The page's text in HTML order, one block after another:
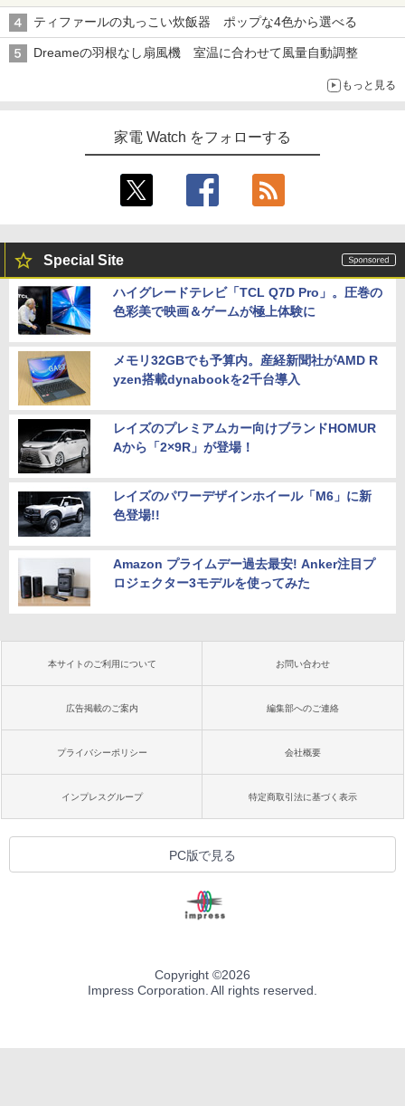
ティファールの丸っこい炊飯器 ポップな4色から選べる
Dreameの羽根なし扇風機 室温に合わせて風量自動調整
もっと見る
家電 Watch をフォローする
Special Site
ハイグレードテレビ「TCL Q7D Pro」。圧巻の
色彩美で映画＆ゲームが極上体験に
メモリ32GBでも予算内。産経新聞社がAMD R
yzen搭載dynabookを2千台導入
レイズのプレミアムカー向けブランドHOMUR
Aから「2×9R」が登場！
レイズのパワーデザインホイール「M6」に新
色登場!!
Amazon プライムデー過去最安! Anker注目プ
ロジェクター3モデルを使ってみた
本サイトのご利用について お問い合わせ
広告掲載のご案内 編集部へのご連絡
プライバシーポリシー 会社概要
インプレスグループ 特定商取引法に基づく表示
PC版で見る
Copyright ©2026
Impress Corporation. All rights reserved.